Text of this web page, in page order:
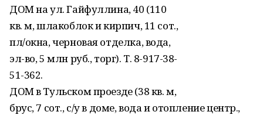
ДОМ на ул. Гайфуллина, 40 (110
кв. м, шлакоблок и кирпич, 11 сот.,
пл/окна, черновая отделка, вода,
эл-во, 5 млн руб., торг). Т. 8-917-38-
51-362.
ДОМ в Тульском проезде (38 кв. м,
брус, 7 сот., с/у в доме, вода и отопление центр.,